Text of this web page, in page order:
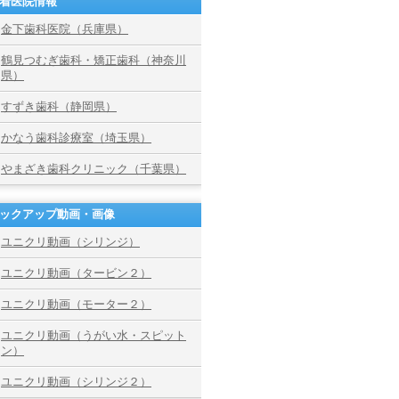
金下歯科医院（兵庫県）
鶴見つむぎ歯科・矯正歯科（神奈川
県）
すずき歯科（静岡県）
かなう歯科診療室（埼玉県）
やまざき歯科クリニック（千葉県）
クアップ動画・画像
ユニクリ動画（シリンジ）
ユニクリ動画（タービン２）
ユニクリ動画（モーター２）
ユニクリ動画（うがい水・スピット
ン）
ユニクリ動画（シリンジ２）